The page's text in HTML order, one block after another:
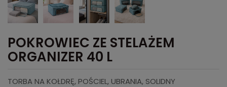
POKROWIEC ZE STELAŻEM
ORGANIZER 40 L
TORBA NA KOŁDRĘ, POŚCIEL, UBRANIA, SOLIDNY